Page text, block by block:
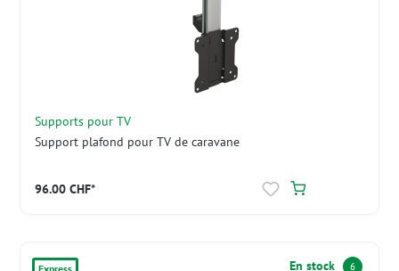
Supports pour TV
Support plafond pour TV de caravane
96.00 CHF*
En stock 6